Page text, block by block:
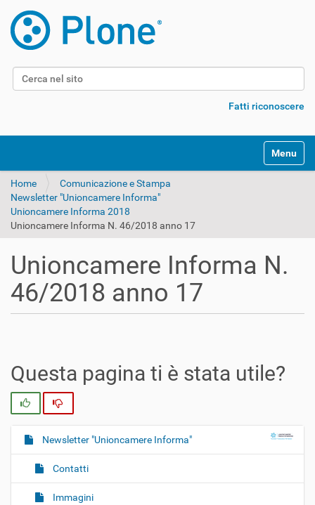
Cerca nel sito
Fatti riconoscere
Alterna
Home
Comunicazione e Stampa
Newsletter "Unioncamere Informa"
Unioncamere Informa 2018
Unioncamere Informa N. 46/2018 anno 17
Unioncamere Informa N.
46/2018 anno 17
Questa pagina ti è stata utile?
N
Newsletter "Unioncamere Informa"
Contatti
Immagini